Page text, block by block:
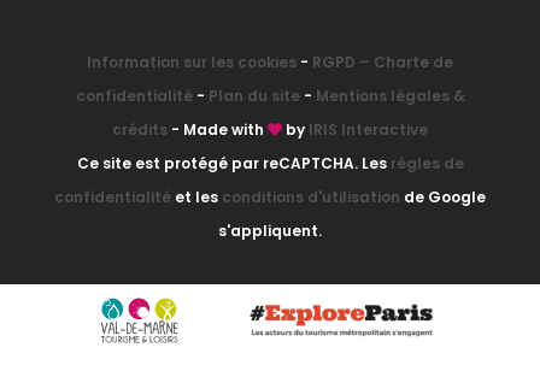
Information sur les cookies - RGPD – Charte de
confidentialité- Plan du site- Mentions légales &
crédits - Made with by IRIS Interactive
Ce site est protégé par reCAPTCHA. Les règles de
confidentialité et les conditions d'utilisation de Google
s'appliquent.